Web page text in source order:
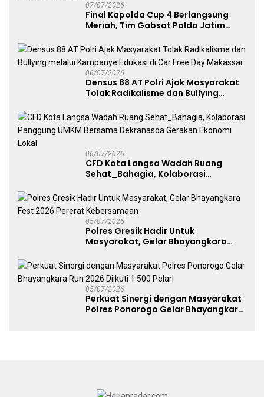
07/07/2026
Final Kapolda Cup 4 Berlangsung
Meriah, Tim Gabsat Polda Jatim
06/07/2026
Densus 88 AT Polri Ajak Masyarakat
Tolak Radikalisme dan Bullying
Free Day Makassar
06/07/2026
CFD Kota Langsa Wadah Ruang
Sehat_Bahagia, Kolaborasi
Dekranasda Gerakan Ekonomi Lokal
05/07/2026
Polres Gresik Hadir Untuk
Masyarakat, Gelar Bhayangkara
05/07/2026
Perkuat Sinergi dengan Masyarakat
Polres Ponorogo Gelar Bhayangkara